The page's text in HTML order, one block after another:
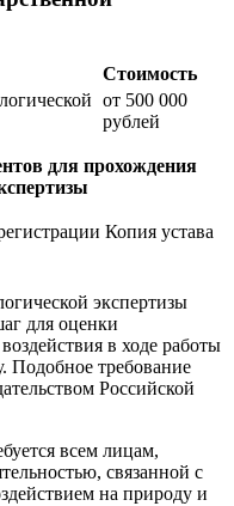
Стоимость
от 500 000
рублей
для прохождения
Копия устава
экспертизы
для оценки
в ходе работы
Подобное требование
Российской
всем лицам,
связанной с
на природу и